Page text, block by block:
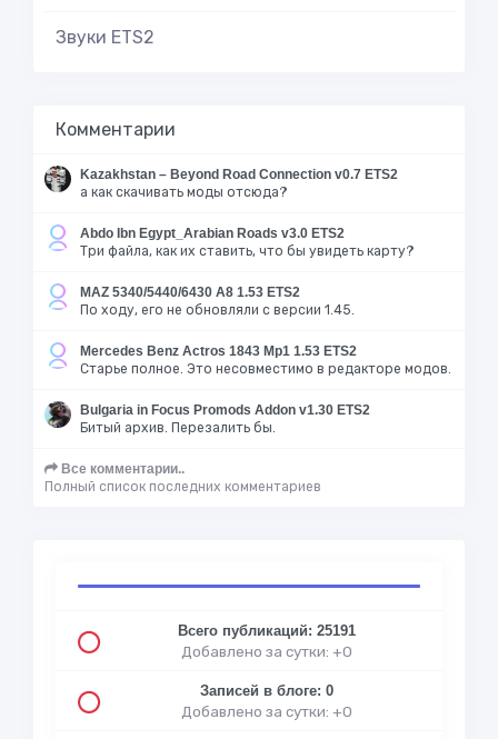
Звуки ETS2
Комментарии
Kazakhstan – Beyond Road Connection v0.7 ETS2
а как скачивать моды отсюда?
Abdo Ibn Egypt_Arabian Roads v3.0 ETS2
Три файла, как их ставить, что бы увидеть карту?
MAZ 5340/5440/6430 A8 1.53 ETS2
По ходу, его не обновляли с версии 1.45.
Mercedes Benz Actros 1843 Mp1 1.53 ETS2
Старье полное. Это несовместимо в редакторе модов.
Bulgaria in Focus Promods Addon v1.30 ETS2
Битый архив. Перезалить бы.
Все комментарии..
Полный список последних комментариев
Всего публикаций: 25191
Добавлено за сутки: +0
Записей в блоге: 0
Добавлено за сутки: +0